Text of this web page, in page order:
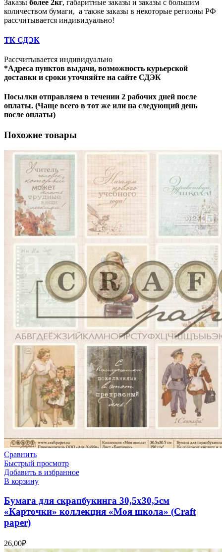
Заказы более 2кг, габаритные заказы и заказы с большим
количеством бумаги, а также заказы в некоторые регионы РФ
рассчитывается индивидуально!
ТК СДЭК
Рассчитывается индивидуально
*Адреса пунктов выдачи, возможность курьерской
доставки и сроки уточняйте на сайте СДЭК
Посылки отправляем в течении 2 рабочих дней после
оплаты. (Чаще всего в тот же или на следующий день
после оплаты)
Похожие товары
Сравнить
Быстрый просмотр
Добавить в избранное
В корзину
Бумага для скрапбукинга 30,5х30,5см
«Карточки» коллекция «Моя школа» (Craft
paper)
26,00₽